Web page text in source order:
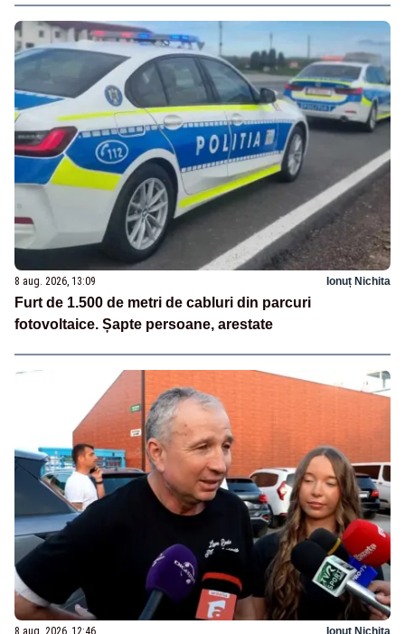
8 aug. 2026, 13:09 Ionuț Nichita
Furt de 1.500 de metri de cabluri din parcuri
fotovoltaice. Șapte persoane, arestate
8 aug. 2026, 12:46 Ionuț Nichita